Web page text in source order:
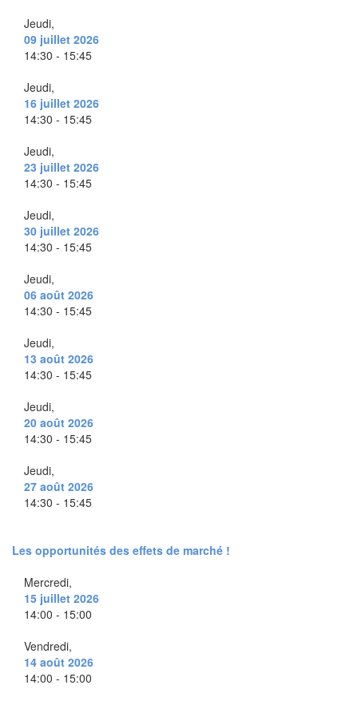
Jeudi,
09 juillet 2026
14:30 - 15:45
Jeudi,
16 juillet 2026
14:30 - 15:45
Jeudi,
23 juillet 2026
14:30 - 15:45
Jeudi,
30 juillet 2026
14:30 - 15:45
Jeudi,
06 août 2026
14:30 - 15:45
Jeudi,
13 août 2026
14:30 - 15:45
Jeudi,
20 août 2026
14:30 - 15:45
Jeudi,
27 août 2026
14:30 - 15:45
Les opportunités des effets de marché !
Mercredi,
15 juillet 2026
14:00 - 15:00
Vendredi,
14 août 2026
14:00 - 15:00